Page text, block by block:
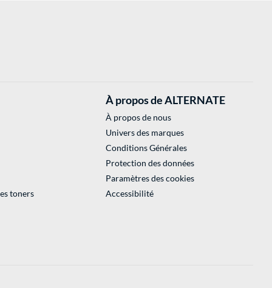
toners
À propos de ALTERNATE
À propos de nous
Univers des marques
Conditions Générales
Protection des données
Paramètres des cookies
Accessibilité